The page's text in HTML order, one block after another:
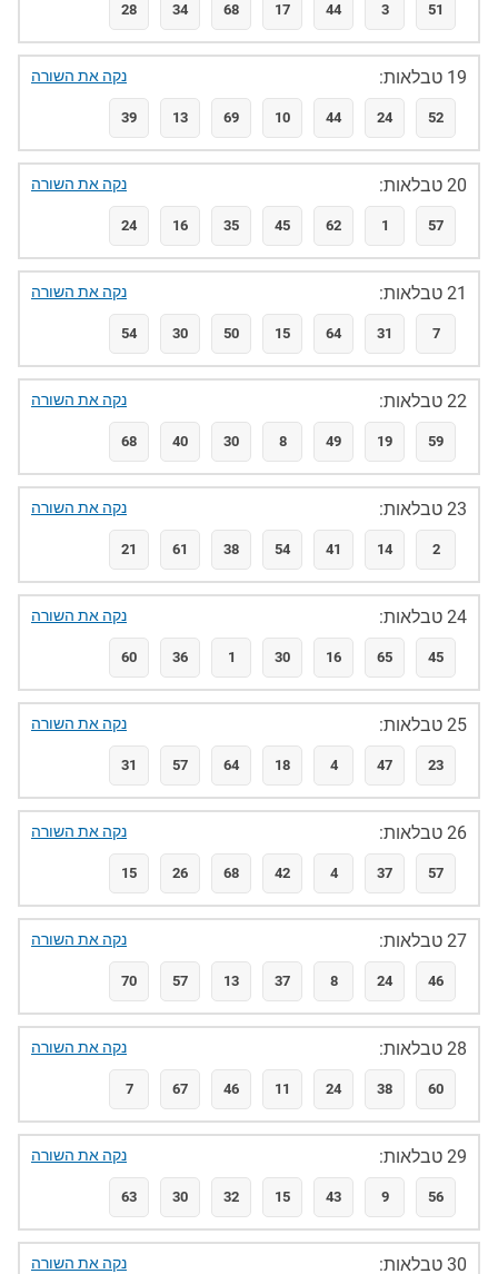
28 34 68 17 44 3 51
19 טבלאות:
39 13 69 10 44 24 52
נקה את השורה
20 טבלאות:
24 16 35 45 62 1 57
נקה את השורה
21 טבלאות:
54 30 50 15 64 31 7
נקה את השורה
22 טבלאות:
68 40 30 8 49 19 59
נקה את השורה
23 טבלאות:
21 61 38 54 41 14 2
נקה את השורה
24 טבלאות:
60 36 1 30 16 65 45
נקה את השורה
25 טבלאות:
31 57 64 18 4 47 23
נקה את השורה
26 טבלאות:
15 26 68 42 4 37 57
נקה את השורה
27 טבלאות:
70 57 13 37 8 24 46
נקה את השורה
28 טבלאות:
7 67 46 11 24 38 60
נקה את השורה
29 טבלאות:
63 30 32 15 43 9 56
נקה את השורה
30 טבלאות: נקה את השורה